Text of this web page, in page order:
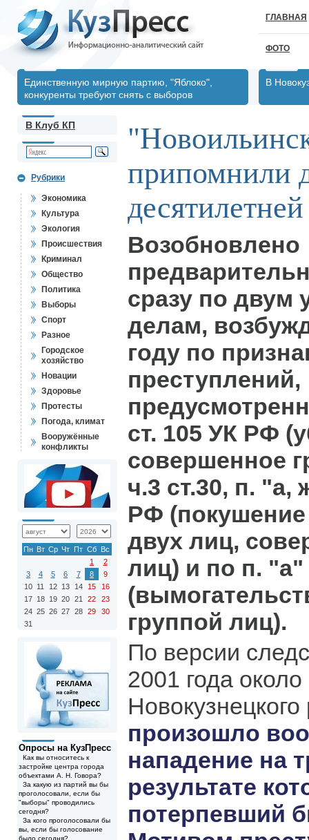
ГЛАВНАЯ
ФОТО
Единственную мирную партию, "Яблоко",
конкуренты требуют снять с выборов
В
В Клуб КП
Рубрики
Экономика
Культура
Экология
Происшествия
Криминал
Общество
Политика
Выборы
Спорт
Разное
Городское
хозяйство
Новации
Здоровье
Протесты
Погода, климат
Вооружённые
конфликты
Пн Вт Ср Чт Пт Сб Вс
1
2
3
4 5 6 7 8
9
10 11 12 13 14 15
16
17 18 19 20 21 22
23
24 25 26 27 28 29
30
31
Опросы на КузПресс
Как вы относитесь к
застройке центра города
объектами А. Н. Говора?
За какую из партий вы бы
проголосовали, если бы
"выборы" проводились
сегодня?
За кого проголосовали бы
вы, если бы голосование
было сегодня?
припомнили
Возобновлено
сразу по двум
делам,
году по
преступлений,
ст. 105 УК РФ
совершенное
ч.3 ст.30, п. "а,
РФ (покушение
двух лиц,
лиц) и по п. "а"
группой лиц).
По версии
2001 года
произошло
нападение на
результате
потерпевший